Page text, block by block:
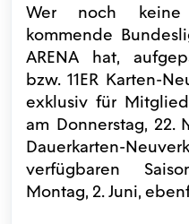
Wer noch
kommende
ARENA hat,
bzw. 11ER Karten-
exklusiv für
am Donnerstag, 22.
Dauerkarten-
verfügbaren
Montag, 2. Juni,